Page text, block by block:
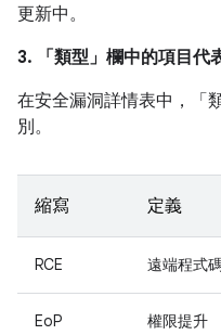
更新中。
3. 「類型」 欄中的項目代
在安全漏洞詳情表中，「
別。
縮寫 定義
RCE 遠端程式
EoP 權限提升